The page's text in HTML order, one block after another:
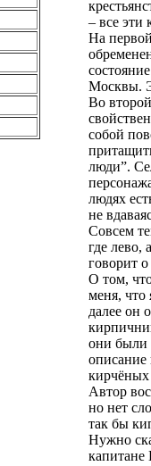
– все эти
На
Москвы.
Во
собой
люди”.
людях
не
Совсем
где лево,
говорит
О том,
меня, что
далее он
они были
кирчёных
Автор
но нет
так бы
Нужно
капитане